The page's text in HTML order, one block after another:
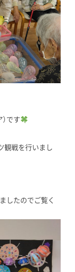
です
観戦を行いまし
したのでご覧く